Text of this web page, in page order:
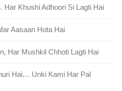
Khushi Adhoori Si Lagti Hai
Aasaan Hota Hai
Har Mushkil Chhoti Lagti Hai
Hai… Unki Kami Har Pal